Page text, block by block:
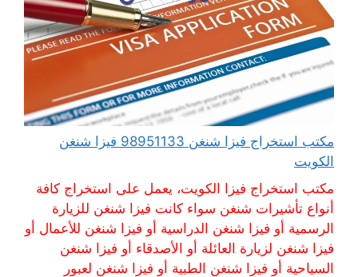
مكتب استخراج فيزا شنغن 98951133 فيزا شنغن
الكويت
مكتب استخراج فيزا الكويت، يعمل على استخراج كافة
أنواع تأشيرات شنغن سواء كانت فيزا شنغن للزيارة
الرسمية أو فيزا شنغن الدراسية أو فيزا شنغن للأعمال أو
فيزا شنغن لزيارة العائلة أو الأصدقاء أو فيزا شنغن
السياحية أو فيزا شنغن الطبية أو فيزا شنغن لعبور